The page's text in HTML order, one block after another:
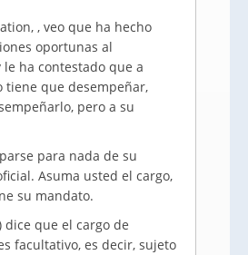
, veo que ha hecho
oportunas al
ha contestado que a
tiene que desempeñar,
pero a su
para nada de su
Asuma usted el cargo,
su mandato.
dice que el cargo de
facultativo, es decir, sujeto